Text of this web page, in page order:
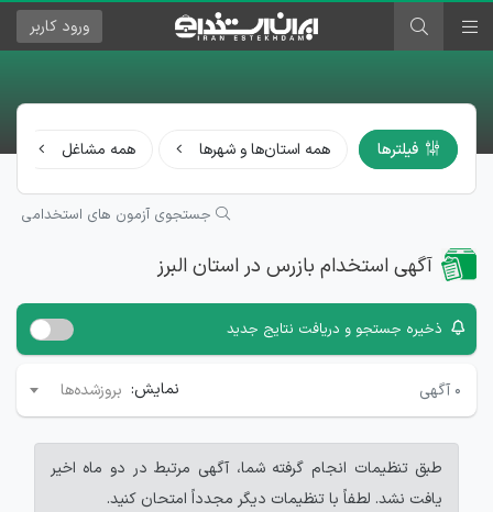
ورود کاربر
فیلترها همه استان‌ها و شهرها همه مشاغل
جستجوی آزمون های استخدامی
آگهی استخدام بازرس در استان البرز
ذخیره جستجو و دریافت نتایج جدید
۰ آگهی نمایش: بروزشده‌ها
طبق تنظیمات انجام گرفته شما، آگهی مرتبط در دو ماه اخیر
یافت نشد. لطفاً با تنظیمات دیگر مجدداً امتحان کنید.